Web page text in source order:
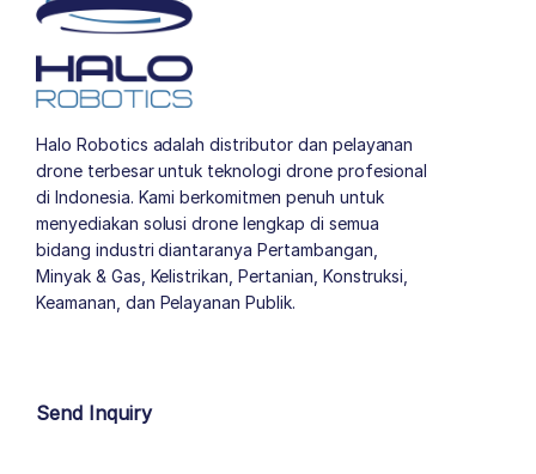
Halo Robotics adalah distributor dan pelayanan
drone terbesar untuk teknologi drone profesional
di Indonesia. Kami berkomitmen penuh untuk
menyediakan solusi drone lengkap di semua
bidang industri diantaranya Pertambangan,
Minyak & Gas, Kelistrikan, Pertanian, Konstruksi,
Keamanan, dan Pelayanan Publik.
Send Inquiry